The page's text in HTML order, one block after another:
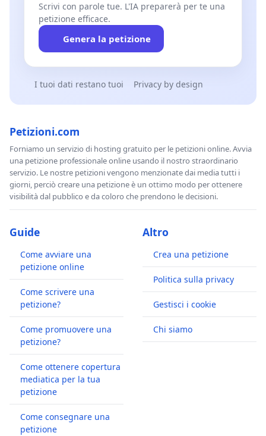
Scrivi con parole tue. L'IA preparerà per te una
petizione efficace.
Genera la petizione
I tuoi dati restano tuoi Privacy by design
Petizioni.com
Forniamo un servizio di hosting gratuito per le petizioni online. Avvia
una petizione professionale online usando il nostro straordinario
servizio. Le nostre petizioni vengono menzionate dai media tutti i
giorni, perciò creare una petizione è un ottimo modo per ottenere
visibilità dal pubblico e da coloro che prendono le decisioni.
Guide
Come avviare una
petizione online
Come scrivere una
petizione?
Come promuovere una
petizione?
Come ottenere copertura
mediatica per la tua
petizione
Come consegnare una
petizione
Altro
Crea una petizione
Politica sulla privacy
Gestisci i cookie
Chi siamo